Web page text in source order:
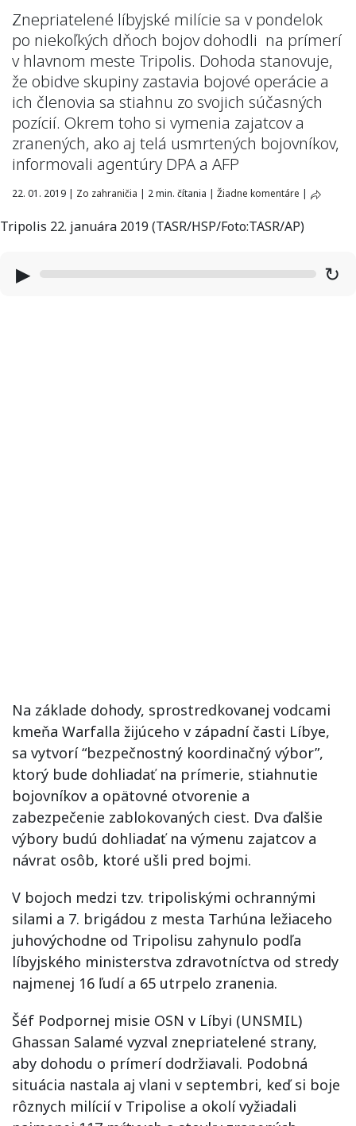
Znepriatelené líbyjské milície sa v pondelok
po niekoľkých dňoch bojov dohodli na prímerí
v hlavnom meste Tripolis. Dohoda stanovuje,
že obidve skupiny zastavia bojové operácie a
ich členovia sa stiahnu zo svojich súčasných
pozícií. Okrem toho si vymenia zajatcov a
zranených, ako aj telá usmrtených bojovníkov,
informovali agentúry DPA a AFP
22. 01. 2019 | Zo zahraničia | 2 min. čítania | Žiadne komentáre |
Tripolis 22. januára 2019 (TASR/HSP/Foto:TASR/AP)
▶ ↻
Na základe dohody, sprostredkovanej vodcami
kmeňa Warfalla žijúceho v západní časti Líbye,
sa vytvorí “bezpečnostný koordinačný výbor”,
ktorý bude dohliadať na prímerie, stiahnutie
bojovníkov a opätovné otvorenie a
zabezpečenie zablokovaných ciest. Dva ďalšie
výbory budú dohliadať na výmenu zajatcov a
návrat osôb, ktoré ušli pred bojmi.
V bojoch medzi tzv. tripoliskými ochrannými
silami a 7. brigádou z mesta Tarhúna ležiaceho
juhovýchodne od Tripolisu zahynulo podľa
líbyjského ministerstva zdravotníctva od stredy
najmenej 16 ľudí a 65 utrpelo zranenia.
Šéf Podpornej misie OSN v Líbyi (UNSMIL)
Ghassan Salamé vyzval znepriatelené strany,
aby dohodu o prímerí dodržiavali. Podobná
situácia nastala aj vlani v septembri, keď si boje
rôznych milícií v Tripolise a okolí vyžiadali